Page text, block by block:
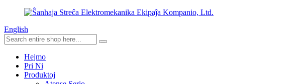
English
Hejmo
Pri Ni
Produktoj